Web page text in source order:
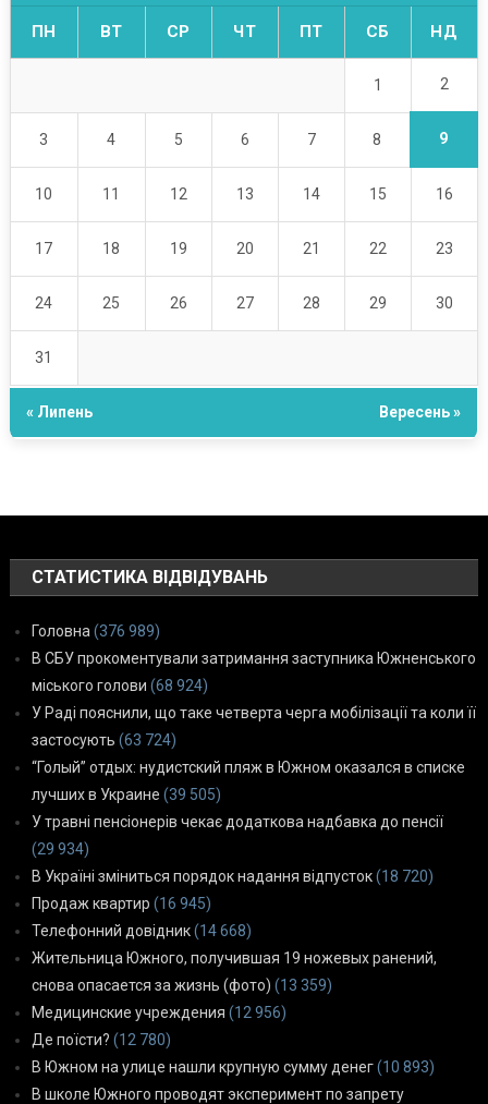
ПН ВТ СР ЧТ ПТ СБ НД
1 2
3 4 5 6 7 8 9
10 11 12 13 14 15 16
17 18 19 20 21 22 23
24 25 26 27 28 29 30
31
« Липень Вересень »
СТАТИСТИКА ВІДВІДУВАНЬ
Головна (376 989)
В СБУ прокоментували затримання заступника Южненського
міського голови (68 924)
У Раді пояснили, що таке четверта черга мобілізації та коли її
застосують (63 724)
“Голый” отдых: нудистский пляж в Южном оказался в списке
лучших в Украине (39 505)
У травні пенсіонерів чекає додаткова надбавка до пенсії
(29 934)
В Україні зміниться порядок надання відпусток(18 720)
Продаж квартир (16 945)
Телефонний довідник(14 668)
Жительница Южного, получившая 19 ножевых ранений,
снова опасается за жизнь (фото) (13 359)
Медицинские учреждения (12 956)
Де поїсти? (12 780)
В Южном на улице нашли крупную сумму денег(10 893)
В школе Южного проводят эксперимент по запрету